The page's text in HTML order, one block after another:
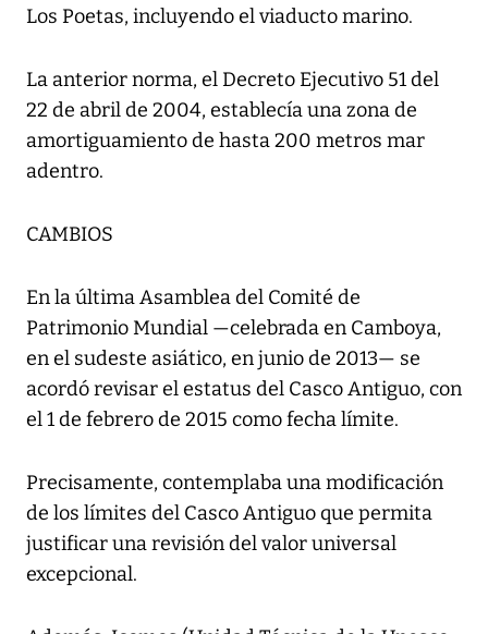
Los Poetas, incluyendo el viaducto marino.
La anterior norma, el Decreto Ejecutivo 51 del
22 de abril de 2004, establecía una zona de
amortiguamiento de hasta 200 metros mar
adentro.
CAMBIOS
En la última Asamblea del Comité de
Patrimonio Mundial —celebrada en Camboya,
en el sudeste asiático, en junio de 2013— se
acordó revisar el estatus del Casco Antiguo, con
el 1 de febrero de 2015 como fecha límite.
Precisamente, contemplaba una modificación
de los límites del Casco Antiguo que permita
justificar una revisión del valor universal
excepcional.